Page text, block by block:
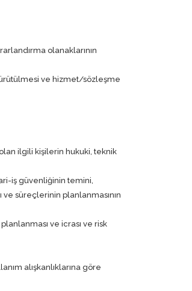
olanaklarının
ve hizmet/sözleşme
ilgili kişilerin hukuki, teknik
iş güvenliğinin temini,
süreçlerinin planlanmasının
ve icrası ve risk
alışkanlıklarına göre